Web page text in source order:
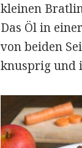
kleinen
Das Öl in
von beiden
knusprig und